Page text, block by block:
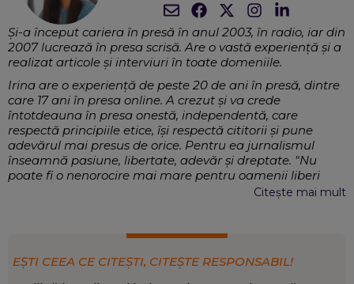
Și-a început cariera în presă în anul 2003, în radio, iar din
2007 lucrează în presa scrisă. Are o vastă experiență și a
realizat articole și interviuri în toate domeniile.
Irina are o experiență de peste 20 de ani în presă, dintre
care 17 ani în presa online. A crezut și va crede
întotdeauna în presa onestă, independentă, care
respectă principiile etice, își respectă cititorii și pune
adevărul mai presus de orice. Pentru ea jurnalismul
înseamnă pasiune, libertate, adevăr și dreptate. "Nu
poate fi o nenorocire mai mare pentru oamenii liberi
Citește mai mult
EȘTI CEEA CE CITEȘTI, CITEȘTE RESPONSABIL!